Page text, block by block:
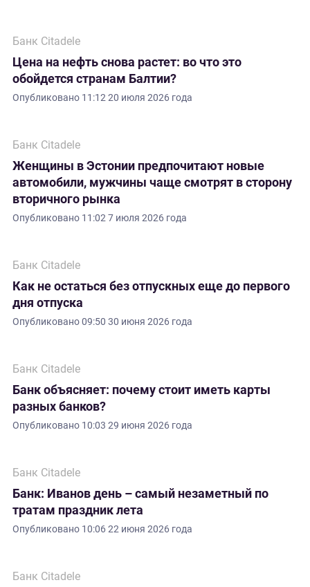
Банк Citadele
Цена на нефть снова растет: во что это
обойдется странам Балтии?
Опубликовано 11:12 20 июля 2026 года
Банк Citadele
Женщины в Эстонии предпочитают новые
автомобили, мужчины чаще смотрят в сторону
вторичного рынка
Опубликовано 11:02 7 июля 2026 года
Банк Citadele
Как не остаться без отпускных еще до первого
дня отпуска
Опубликовано09:50 30 июня 2026 года
Банк Citadele
Банк объясняет: почему стоит иметь карты
разных банков?
Опубликовано 10:03 29 июня 2026 года
Банк Citadele
Банк: Иванов день – самый незаметный по
тратам праздник лета
Опубликовано 10:06 22 июня 2026 года
Банк Citadele